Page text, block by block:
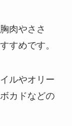
肉やささ
すめです。
ルやオリー
カドなどの